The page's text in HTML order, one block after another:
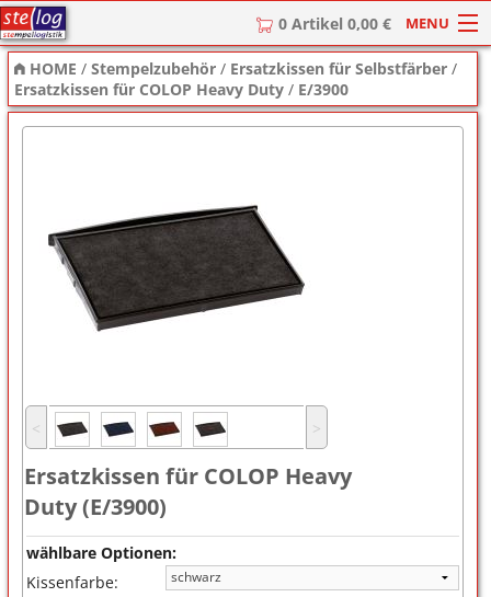
0 Artikel 0,00 € MENU
HOME
Stempel
Stempelzubehör
HOME /Stempelzubehör / Ersatzkissen für Selbstfärber /
Ersatzkissen für COLOP Heavy Duty / E/3900
˂ ˃
Ersatzkissen für COLOP Heavy
Duty (E/3900)
wählbare Optionen:
Kissenfarbe: